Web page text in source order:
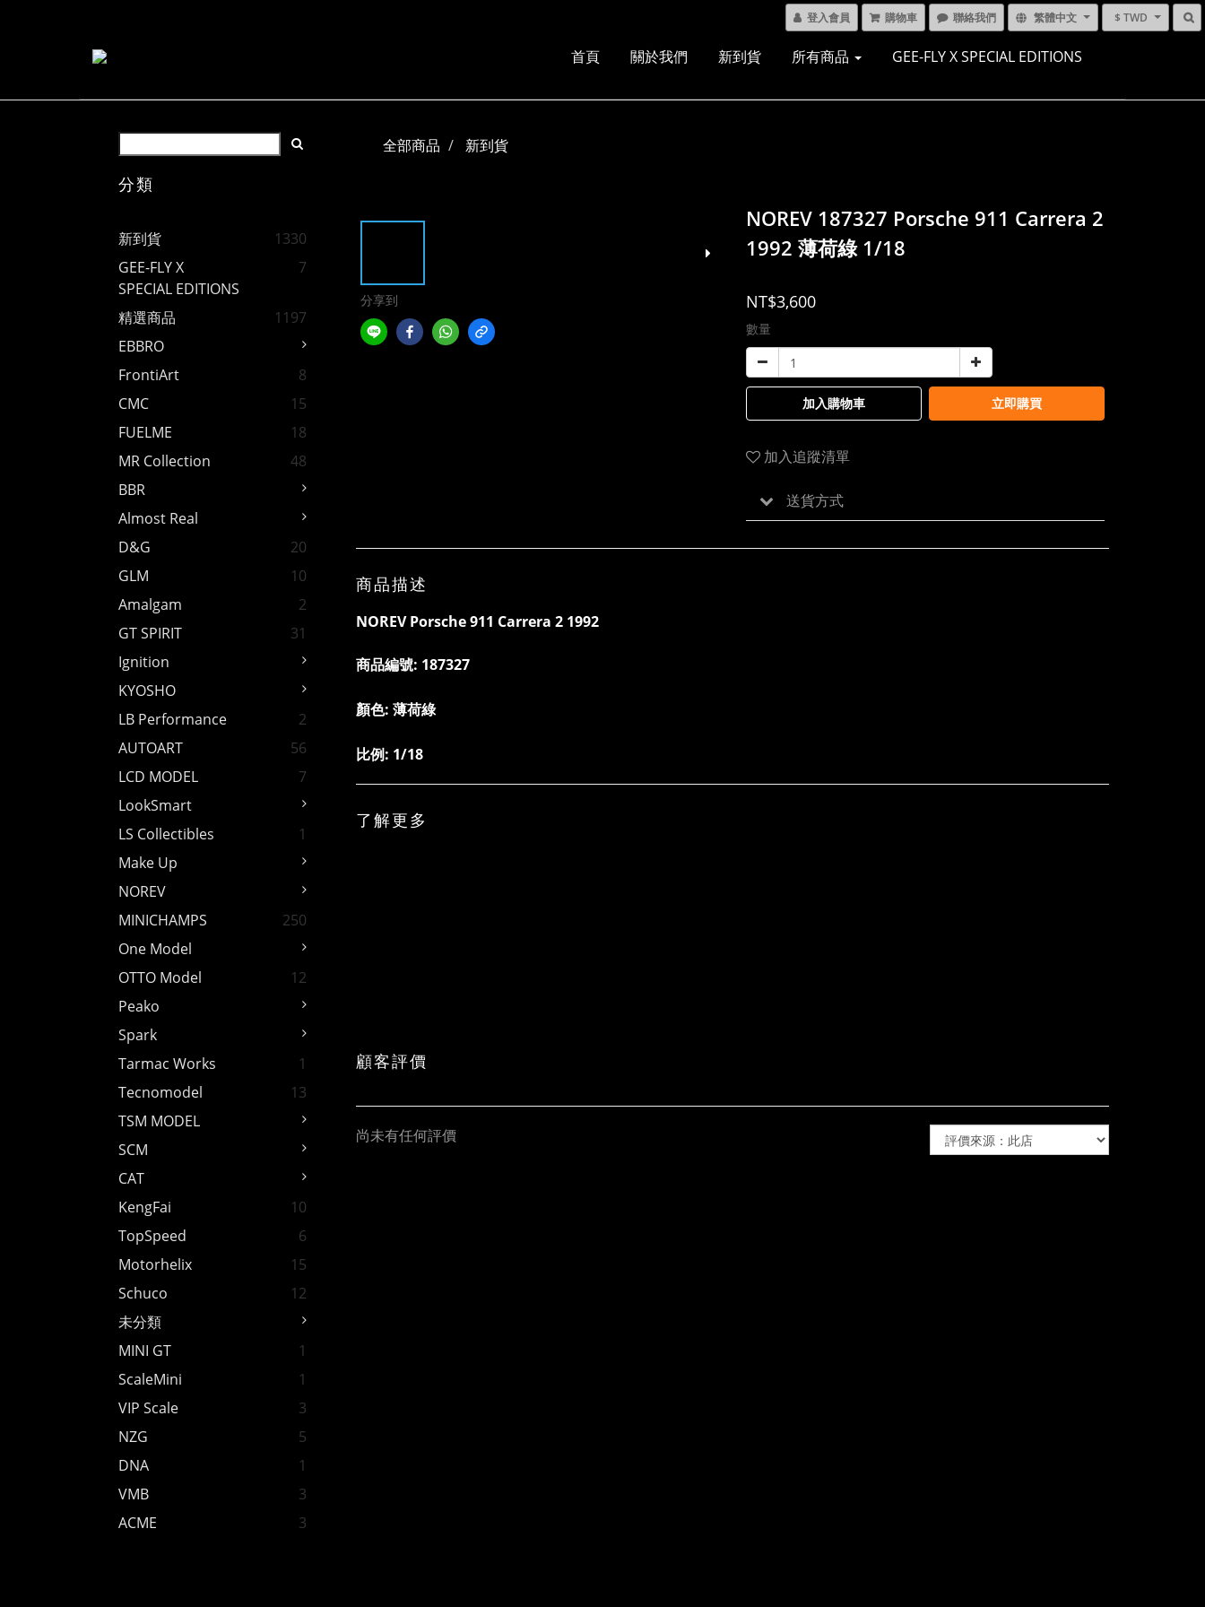
登入會員 購物車 聯絡我們 繁體中文 $ TWD
首頁 關於我們 新到貨 所有商品 GEE-FLY X SPECIAL EDITIONS
分類
新到貨
1330
GEE-FLY X
SPECIAL EDITIONS
7
精選商品
1197
EBBRO
FrontiArt
8
CMC
15
FUELME
18
MR Collection
48
BBR
Almost Real
D&G
20
GLM
10
Amalgam
2
GT SPIRIT
31
Ignition
KYOSHO
LB Performance
2
AUTOART
56
LCD MODEL
7
LookSmart
LS Collectibles
1
Make Up
NOREV
MINICHAMPS
250
One Model
OTTO Model
12
Peako
Spark
Tarmac Works
1
Tecnomodel
13
TSM MODEL
SCM
CAT
KengFai
10
TopSpeed
6
Motorhelix
15
Schuco
12
未分類
MINI GT
1
ScaleMini
1
VIP Scale
3
NZG
5
DNA
1
VMB
3
ACME
3
全部商品 新到貨
分享到
NOREV 187327 Porsche 911 Carrera 2
1992 薄荷綠 1/18
NT$3,600
數量
加入購物車 立即購買
加入追蹤清單
送貨方式
商品描述
NOREV Porsche 911 Carrera 2 1992
商品編號: 187327
顏色: 薄荷綠
比例: 1/18
了解更多
顧客評價
尚未有任何評價